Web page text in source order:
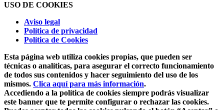
USO DE COOKIES
Aviso legal
Política de privacidad
Política de Cookies
Esta página web utiliza cookies propias, que pueden ser
técnicas o analíticas, para asegurar el correcto funcionamiento
de todos sus contenidos y hacer seguimiento del uso de los
mismos. Clica aquí para más información.
Accediendo a la política de cookies siempre podrás visualizar
este banner que te permite configurar o rechazar las cookies.